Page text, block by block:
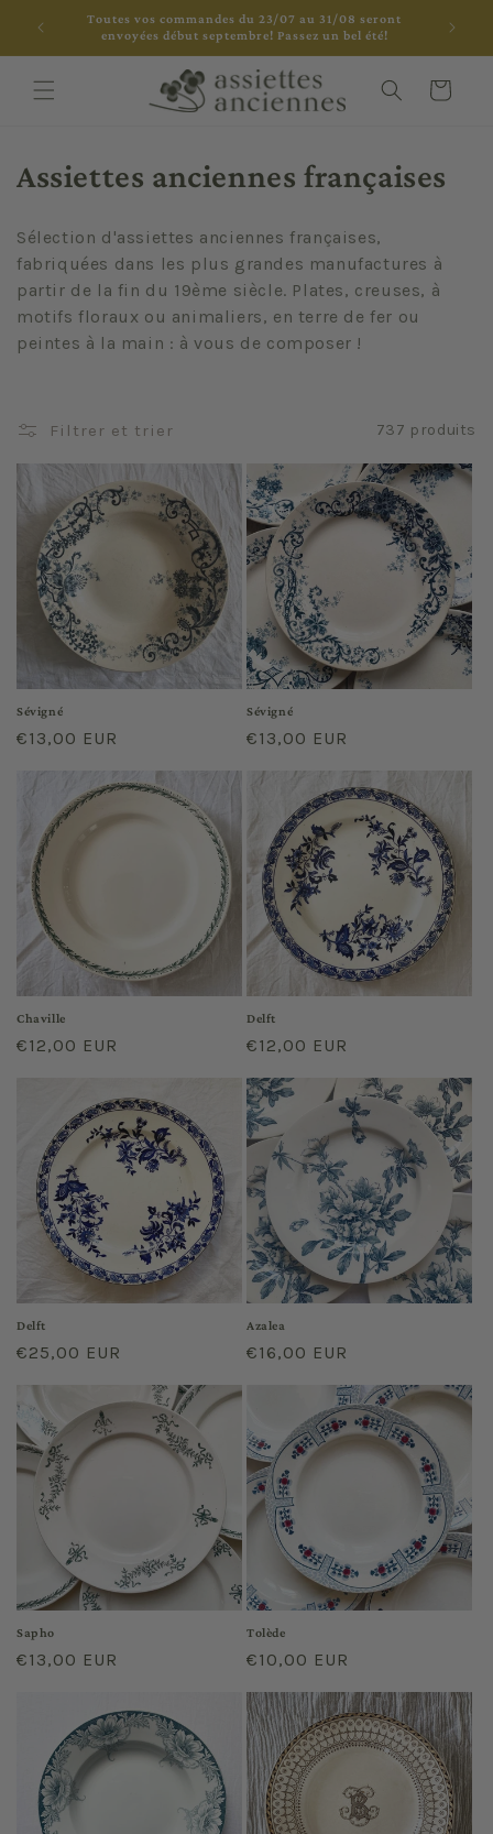
passer Toutes vos commandes du 23/07 au 31/08 seront
envoyées début septembre! Passez un bel été!
Panier
C
l
l
e
t
i
o
Assiettes anciennes françaises
Sélection d'assiettes anciennes françaises,
fabriquées dans les plus grandes manufactures à
partir de la fin du 19ème siècle. Plates, creuses, à
motifs floraux ou animaliers, en terre de fer ou
peintes à la main : à vous de composer !
Filtrer et trier 737 produits
Sévigné
Prix
€13,00 EUR
Sévigné
Prix
€13,00 EUR
Chaville
Prix
€12,00 EUR
Delft
Prix
€12,00 EUR
Delft
Prix
€25,00 EUR
Azalea
Prix
€16,00 EUR
Sapho
Prix
€13,00 EUR
Tolède
Prix
€10,00 EUR